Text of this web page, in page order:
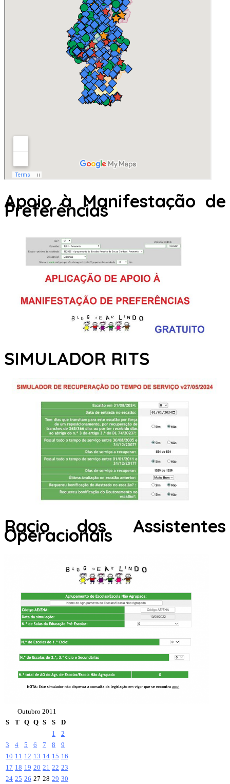
Apoio à Manifestação de
Preferências
SIMULADOR RITS
Racio dos Assistentes
Operacionais
Outubro 2011
S
T Q Q S S
D
1
2
3
4 5 6 7 8
9
10 11 12 13 14 15 16
17 18 19 20 21 22 23
24 25 26 27 28 29 30